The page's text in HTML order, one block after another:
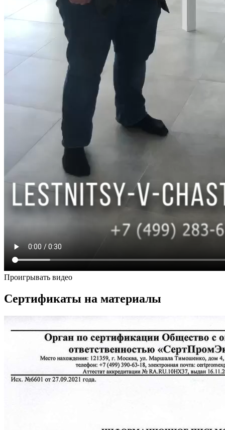
Проигрывать видео
Сертификаты на материалы